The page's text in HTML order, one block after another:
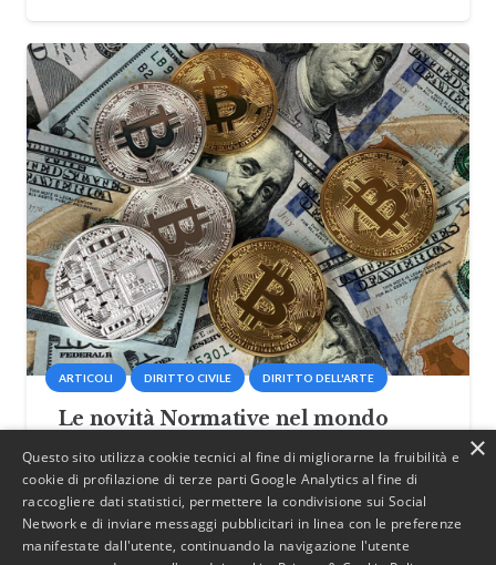
ARTICOLI DIRITTO CIVILE DIRITTO DELL'ARTE
Le novità Normative nel mondo
Attuativo del Regolamento MICAR –
D.Lgs. 129 del 5 settembre 2024
14 Maggio 2025
×
Questo sito utilizza cookie tecnici al fine di migliorarne la fruibilità e
cookie di profilazione di terze parti Google Analytics al fine di
raccogliere dati statistici, permettere la condivisione sui Social
Network e di inviare messaggi pubblicitari in linea con le preferenze
manifestate dall'utente, continuando la navigazione l'utente